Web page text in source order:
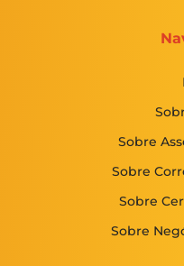
Sobre
Sobre
Sobre
Sobre